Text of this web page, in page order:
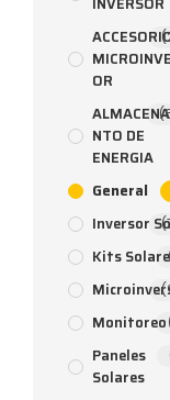
OR
NTO DE
ENERGIA
General
Inversor
Kits
Monitoreo
Paneles
Solares